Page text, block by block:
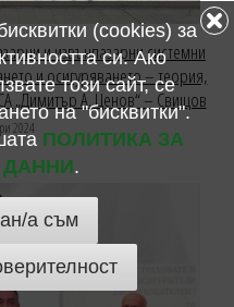
и извънпазарни системни
и осигуряването – теория,
„Димитър А. Ценов“ – Свищов
2024
(cookies) за
си. Ако
този сайт, се
на "бисквитки".
ПОЛИТИКА ЗА
.
а съм